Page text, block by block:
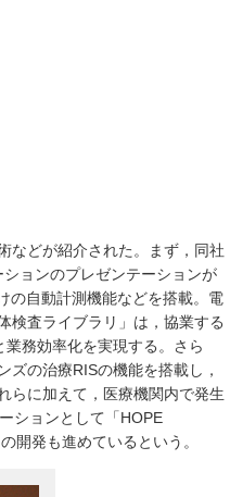
などが紹介された。まず，同社
ョンのプレゼンテーションが
の自動計測機能などを搭載。電
検査ライブラリ」は，協業する
務効率化を実現する。さら
の治療RISの機能を搭載し，
らに加えて，医療機関内で発生
ションとして「HOPE
開発も進めているという。